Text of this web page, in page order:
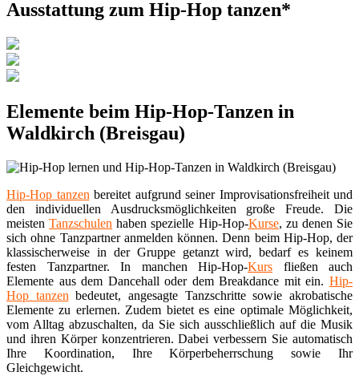
Ausstattung zum Hip-Hop tanzen*
Elemente beim Hip-Hop-Tanzen in
Waldkirch (Breisgau)
Hip-Hop tanzen bereitet aufgrund seiner Improvisationsfreiheit und
den individuellen Ausdrucksmöglichkeiten große Freude. Die
meistenTanzschulen haben spezielle Hip-Hop-Kurse, zu denen Sie
sich ohne Tanzpartner anmelden können. Denn beim Hip-Hop, der
klassischerweise in der Gruppe getanzt wird, bedarf es keinem
festen Tanzpartner. In manchen Hip-Hop-Kurs fließen auch
Elemente aus dem Dancehall oder dem Breakdance mit ein. Hip-
Hop tanzen bedeutet, angesagte Tanzschritte sowie akrobatische
Elemente zu erlernen. Zudem bietet es eine optimale Möglichkeit,
vom Alltag abzuschalten, da Sie sich ausschließlich auf die Musik
und ihren Körper konzentrieren. Dabei verbessern Sie automatisch
Ihre Koordination, Ihre Körperbeherrschung sowie Ihr
Gleichgewicht.